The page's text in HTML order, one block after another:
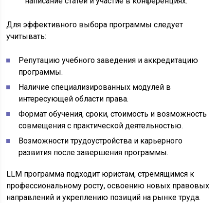
Для эффективного выбора программы следует
учитывать:
Репутацию учебного заведения и аккредитацию
программы.
Наличие специализированных модулей в
интересующей области права.
Формат обучения, сроки, стоимость и возможность
совмещения с практической деятельностью.
Возможности трудоустройства и карьерного
развития после завершения программы.
LLM программа подходит юристам, стремящимся к
профессиональному росту, освоению новых правовых
направлений и укреплению позиций на рынке труда.